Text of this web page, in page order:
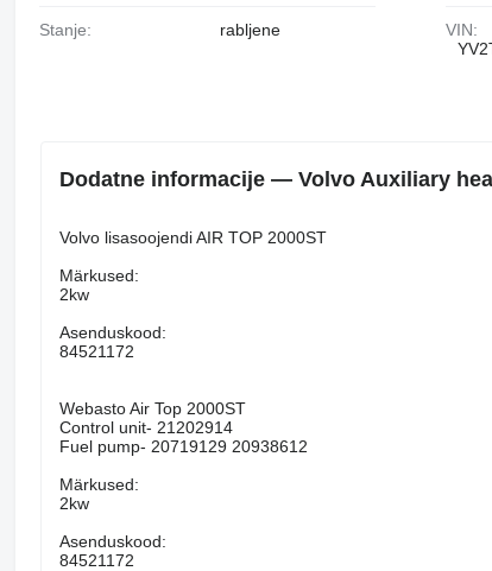
Stanje: rabljene
VIN:
Dodatne informacije — Volvo Auxiliary
Volvo lisasoojendi AIR TOP 2000ST
Märkused:
2kw
Asenduskood:
84521172
Webasto Air Top 2000ST
Control unit- 21202914
Fuel pump- 20719129 20938612
Märkused:
2kw
Asenduskood:
84521172